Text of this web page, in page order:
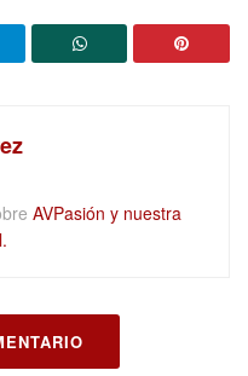
AVPasión y nuestra